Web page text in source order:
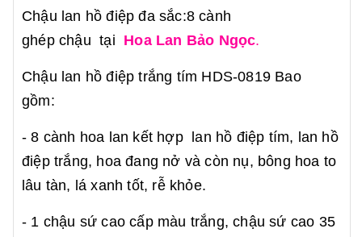
Chậu lan hồ điệp đa sắc:8 cành
ghép chậu tại Hoa Lan Bảo Ngọc.
Chậu lan hồ điệp trắng tím HDS-0819 Bao
gồm:
- 8 cành hoa lan kết hợp lan hồ điệp tím, lan hồ
điệp trắng, hoa đang nở và còn nụ, bông hoa to
lâu tàn, lá xanh tốt, rễ khỏe.
- 1 chậu sứ cao cấp màu trắng, chậu sứ cao 35